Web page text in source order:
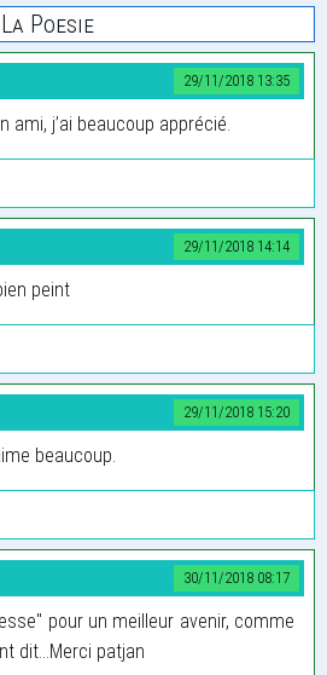
Poesie
29/11/2018 13:35
ami, j’ai beaucoup apprécié.
29/11/2018 14:14
peint
29/11/2018 15:20
beaucoup.
30/11/2018 08:17
pour un meilleur avenir, comme
dit...Merci patjan